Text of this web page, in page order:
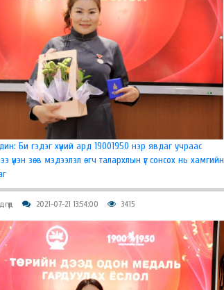
Би гэдэг хүний ард 19001950 нэр явдаг учраас
үнэн зөв мэдээлэл өгч талархлын үг сонсох нь хамгийн
2021-07-21 13:54:00 3415